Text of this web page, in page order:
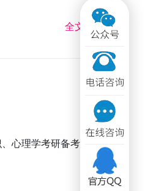
全文 >>
心理学考研备考资